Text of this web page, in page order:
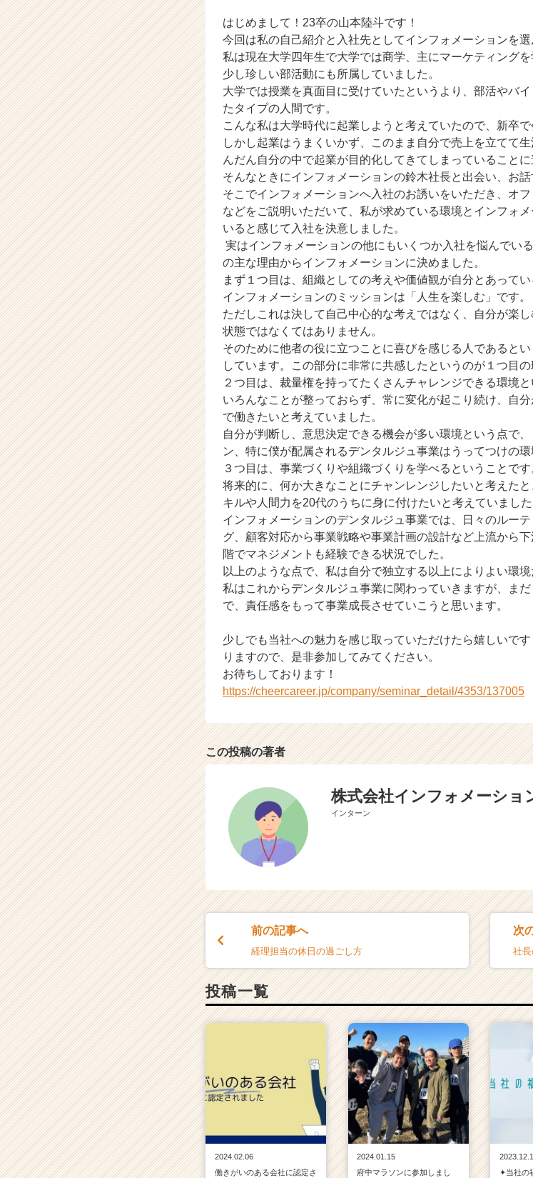
はじめまして！23卒の山本陸斗です！
今回は私の自己紹介と入社先としてインフォメーションを
私は現在大学四年生で大学では商学、主にマーケティング
少し珍しい部活動にも所属していました。
大学では授業を真面目に受けていたというより、部活やバ
たタイプの人間です。
こんな私は大学時代に起業しようと考えていたので、新卒
しかし起業はうまくいかず、このまま自分で売上を立てて
んだん自分の中で起業が目的化してきてしまっていることに
そんなときにインフォメーションの鈴木社長と出会い、お話
そこでインフォメーションへ入社のお誘いをいただき、オ
などをご説明いただいて、私が求めている環境とインフォ
いると感じて入社を決意しました。
実はインフォメーションの他にもいくつか入社を悩んでい
の主な理由からインフォメーションに決めました。
まず１つ目は、組織としての考えや価値観が自分とあってい
インフォメーションのミッションは「人生を楽しむ」です。
ただしこれは決して自己中心的な考えではなく、自分が楽
状態ではなくてはありません。
そのために他者の役に立つことに喜びを感じる人であると
しています。この部分に非常に共感したというのが１つ目の
２つ目は、裁量権を持ってたくさんチャレンジできる環境と
いろんなことが整っておらず、常に変化が起こり続け、自
で働きたいと考えていました。
自分が判断し、意思決定できる機会が多い環境という点で
ン、特に僕が配属されるデンタルジュ事業はうってつけの環
３つ目は、事業づくりや組織づくりを学べるということです
将来的に、何か大きなことにチャンレンジしたいと考えた
キルや人間力を20代のうちに身に付けたいと考えていました
インフォメーションのデンタルジュ事業では、日々のルー
グ、顧客対応から事業戦略や事業計画の設計など上流から
階でマネジメントも経験できる状況でした。
以上のような点で、私は自分で独立する以上によりよい環
私はこれからデンタルジュ事業に関わっていきますが、ま
で、責任感をもって事業成長させていこうと思います。
少しでも当社への魅力を感じ取っていただけたら嬉しいで
りますので、是非参加してみてください。
お待ちしております！
https://cheercareer.jp/company/seminar_detail/4353/137005
この投稿の著者
株式会社インフォメーショ
インターン
前の記事へ
経理担当の休日の過ごし方
次
社
投稿一覧
2024.02.06
働きがいのある会社に認定さ
2024.01.15
府中マラソンに参加しまし
✦当社の